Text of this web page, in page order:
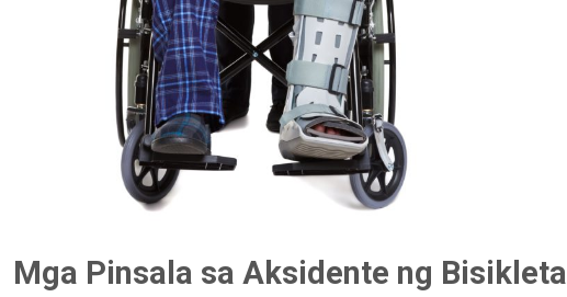
Mga Pinsala sa Aksidente ng Bisikleta